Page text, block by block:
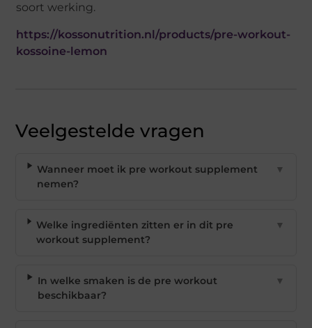
soort werking.
https://kossonutrition.nl/products/pre-workout-
kossoine-lemon
Veelgestelde vragen
Wanneer moet ik pre workout supplement
nemen?
▼
Welke ingrediënten zitten er in dit pre
workout supplement?
▼
In welke smaken is de pre workout
beschikbaar?
▼